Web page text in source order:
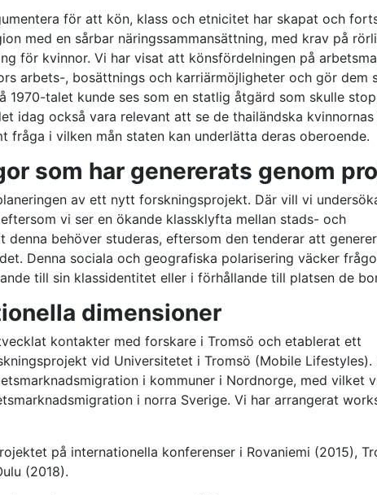
för att kön, klass och etnicitet har skapat och
med en sårbar näringssammansättning, med krav på
för kvinnor. Vi har visat att könsfördelningen på
arbets-, bosättnings och karriärmöjligheter och gör dem
1970-talet kunde ses som en statlig åtgärd som skulle
idag också vara relevant att se de thailändska
fråga i vilken mån staten kan underlätta deras oberoende.
som har genererats genom
av ett nytt forskningsprojekt. Där vill vi
vi ser en ökande klassklyfta mellan stads- och
denna behöver studeras, eftersom den tenderar att
Denna sociala och geografiska polarisering väcker
till sin klassidentitet eller i förhållande till platsen de
dimensioner
kontakter med forskare i Tromsö och etablerat ett
vid Universitetet i Tromsö (Mobile Lifestyles).
i kommuner i Nordnorge, med vilket
i norra Sverige. Vi har arrangerat
på internationella konferenser i Rovaniemi (2015),
(2018).